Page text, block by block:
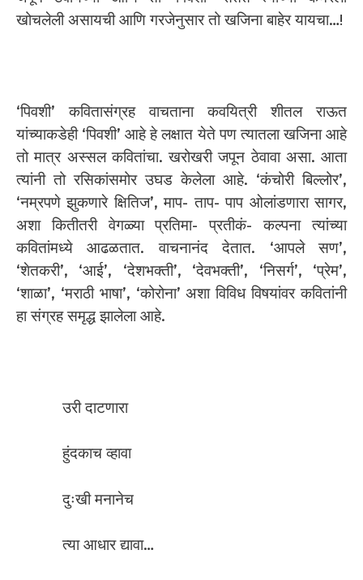
खोचलेली असायची आणि गरजेनुसार तो खजिना बाहेर यायचा…!
‘पिवशी’ कवितासंग्रह वाचताना कवयित्री शीतल राऊत
यांच्याकडेही ‘पिवशी’ आहे हे लक्षात येते पण त्यातला खजिना आहे
तो मात्र अस्सल कवितांचा. खरोखरी जपून ठेवावा असा. आता
त्यांनी तो रसिकांसमोर उघड केलेला आहे. ‘कंचोरी बिल्लोर’,
‘नम्रपणे झुकणारे क्षितिज’, माप- ताप- पाप ओलांडणारा सागर,
अशा कितीतरी वेगळ्या प्रतिमा- प्रतीकं- कल्पना त्यांच्या
कवितांमध्ये आढळतात. वाचनानंद देतात. ‘आपले सण’,
‘शेतकरी’, ‘आई’, ‘देशभक्ती’, ‘देवभक्ती’, ‘निसर्ग’, ‘प्रेम’,
‘शाळा’, ‘मराठी भाषा’, ‘कोरोना’ अशा विविध विषयांवर कवितांनी
हा संग्रह समृद्ध झालेला आहे.
उरी दाटणारा
हुंदकाच व्हावा
दुःखी मनानेच
त्या आधार द्यावा…